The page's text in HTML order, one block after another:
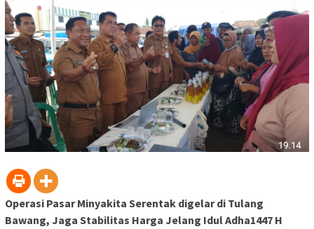
Operasi Pasar Minyakita Serentak digelar di Tulang
Bawang, Jaga Stabilitas Harga Jelang Idul Adha1447 H